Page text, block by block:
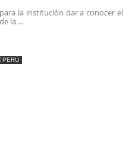
la institución dar a conocer el
la ...